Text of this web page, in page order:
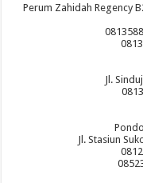
Perum Zahidah Regency
Jl.
Jl. Stasiun